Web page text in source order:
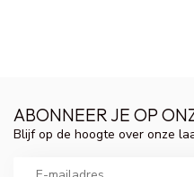
ABONNEER JE OP
Blijf op de hoogte over onze